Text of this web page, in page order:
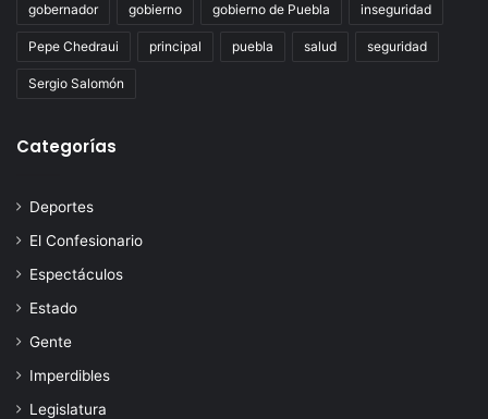
gobernador gobierno gobierno de Puebla inseguridad
Pepe Chedraui principal puebla salud seguridad
Sergio Salomón
Categorías
Deportes
El Confesionario
Espectáculos
Estado
Gente
Imperdibles
Legislatura